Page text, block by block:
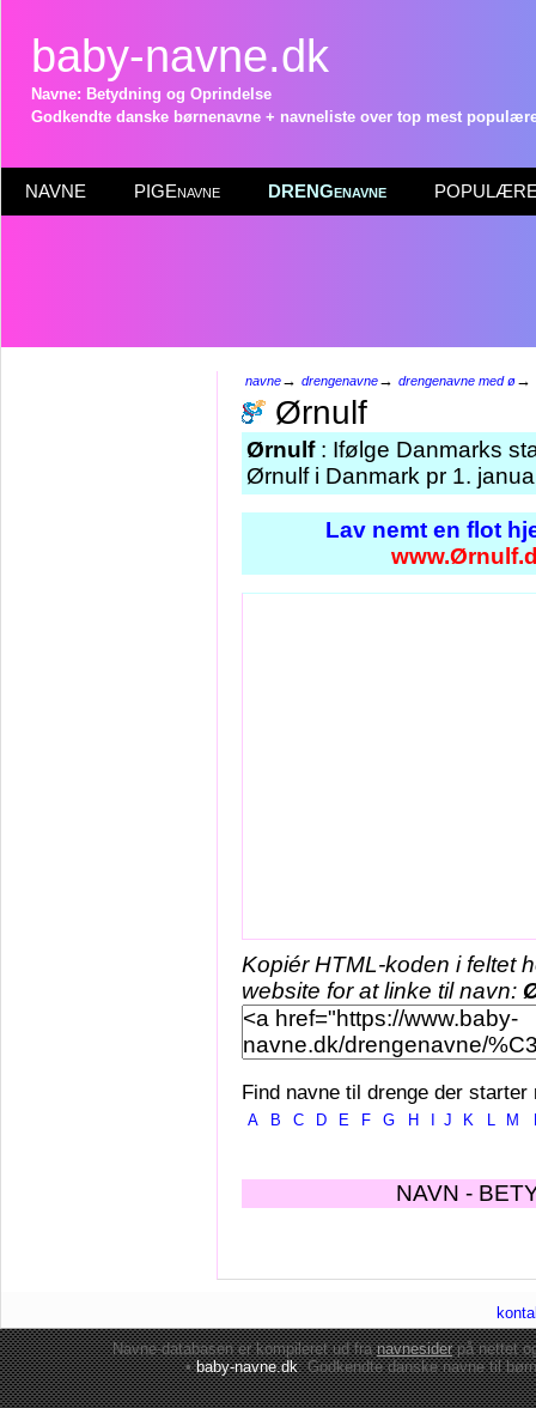
baby-navne.dk
Navne: Betydning og Oprindelse
Godkendte danske børnenavne + navneliste over top mest
NAVNE PIGEnavne DRENGenavne POPULÆRE
navne→ drengenavne→ drengenavne med ø→
Ørnulf
Ørnulf: Ifølge Danmarks
Ørnulf i Danmark pr 1.
Lav nemt en flot
Kopiér HTML-koden i feltet
website for at linke til navn:
Find navne til drenge der starter
A B C D E F G H J K L M
NAVN -
Navne-databasen er kompileret ud franavnesiderpå nettet
•baby-navne.dk: Godkendte danskenavne til børn